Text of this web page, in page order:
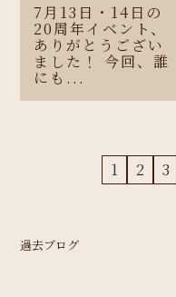
7月13日・14日の
20周年イベント、
ありがとうござい
ました！ 今回、誰
にも...
1 2 3
過去ブログ